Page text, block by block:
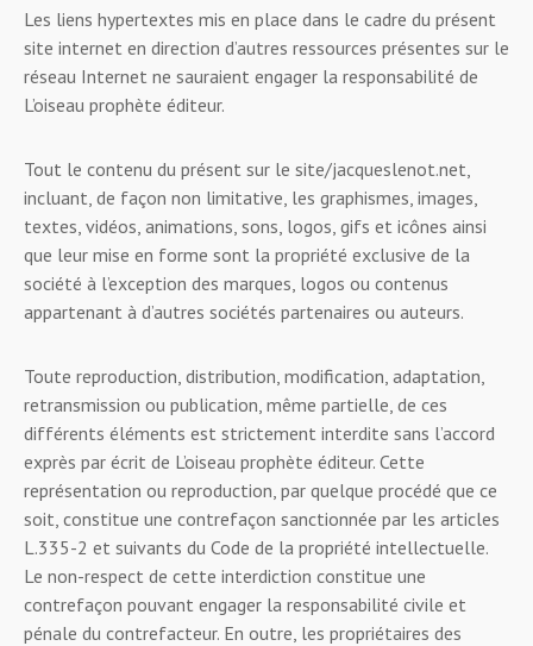
Les liens hypertextes mis en place dans le cadre du présent
site internet en direction d’autres ressources présentes sur le
réseau Internet ne sauraient engager la responsabilité de
L’oiseau prophète éditeur.
Tout le contenu du présent sur le site/jacqueslenot.net,
incluant, de façon non limitative, les graphismes, images,
textes, vidéos, animations, sons, logos, gifs et icônes ainsi
que leur mise en forme sont la propriété exclusive de la
société à l’exception des marques, logos ou contenus
appartenant à d’autres sociétés partenaires ou auteurs.
Toute reproduction, distribution, modification, adaptation,
retransmission ou publication, même partielle, de ces
différents éléments est strictement interdite sans l’accord
exprès par écrit de L’oiseau prophète éditeur. Cette
représentation ou reproduction, par quelque procédé que ce
soit, constitue une contrefaçon sanctionnée par les articles
L.335-2 et suivants du Code de la propriété intellectuelle.
Le non-respect de cette interdiction constitue une
contrefaçon pouvant engager la responsabilité civile et
pénale du contrefacteur. En outre, les propriétaires des